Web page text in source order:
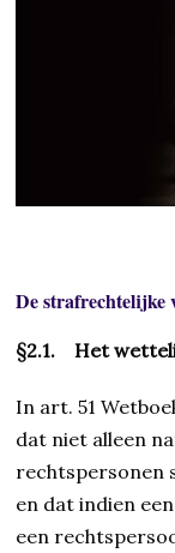
De strafrechtelijke
§2.1. Het
In art. 51
dat niet alleen
rechtspersonen
en dat indien
een